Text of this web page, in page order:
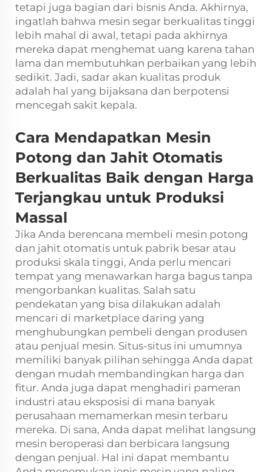
tetapi juga bagian dari bisnis Anda. Akhirnya,
ingatlah bahwa mesin segar berkualitas tinggi
lebih mahal di awal, tetapi pada akhirnya
mereka dapat menghemat uang karena tahan
lama dan membutuhkan perbaikan yang lebih
sedikit. Jadi, sadar akan kualitas produk
adalah hal yang bijaksana dan berpotensi
mencegah sakit kepala.
Cara Mendapatkan Mesin
Potong dan Jahit Otomatis
Berkualitas Baik dengan Harga
Terjangkau untuk Produksi
Massal
Jika Anda berencana membeli mesin potong
dan jahit otomatis untuk pabrik besar atau
produksi skala tinggi, Anda perlu mencari
tempat yang menawarkan harga bagus tanpa
mengorbankan kualitas. Salah satu
pendekatan yang bisa dilakukan adalah
mencari di marketplace daring yang
menghubungkan pembeli dengan produsen
atau penjual mesin. Situs-situs ini umumnya
memiliki banyak pilihan sehingga Anda dapat
dengan mudah membandingkan harga dan
fitur. Anda juga dapat menghadiri pameran
industri atau eksposisi di mana banyak
perusahaan memamerkan mesin terbaru
mereka. Di sana, Anda dapat melihat langsung
mesin beroperasi dan berbicara langsung
dengan penjual. Hal ini dapat membantu